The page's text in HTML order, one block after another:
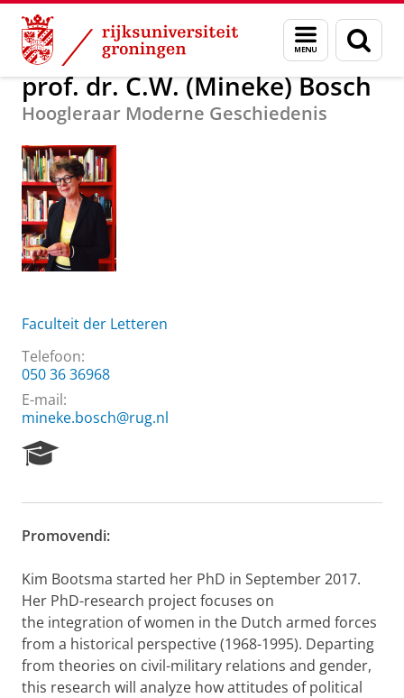
Skip
Content
Skip
Navigation
Menu
en
zoeken
Over ons prof. dr. C.W. (Mineke) Bosch
prof. dr. C.W. (Mineke) Bosch
Hoogleraar Moderne Geschiedenis
Faculteit der Letteren
Telefoon:
050 36 36968
E-mail:
mineke.bosch@rug.nl
e
r
h
P
o
r
t
a
l
Promovendi:
Kim Bootsma started her PhD in September 2017.
Her PhD-research project focuses on
the integration of women in the Dutch armed forces
from a historical perspective (1968-1995). Departing
from theories on civil-military relations and gender,
this research will analyze how attitudes of political